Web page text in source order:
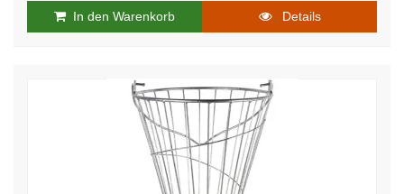
In den Warenkorb Details